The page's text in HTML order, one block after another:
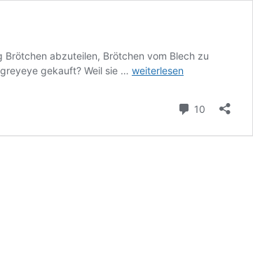
abzuteilen, Brötchen vom Blech zu
gekauft? Weil sie … Küchenhelfer
weiterlesen
10